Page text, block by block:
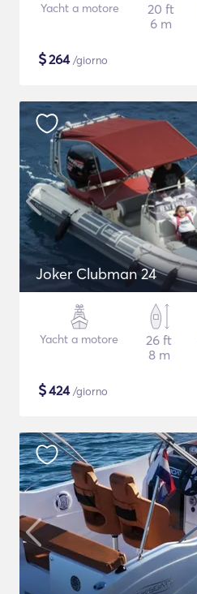
Yacht a motore
20 ft
6 m
$264/giorno
Joker Clubman 24
Yacht a motore
26 ft
8 m
$424/giorno